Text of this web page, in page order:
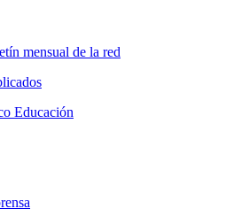
mensual de la red
Educación